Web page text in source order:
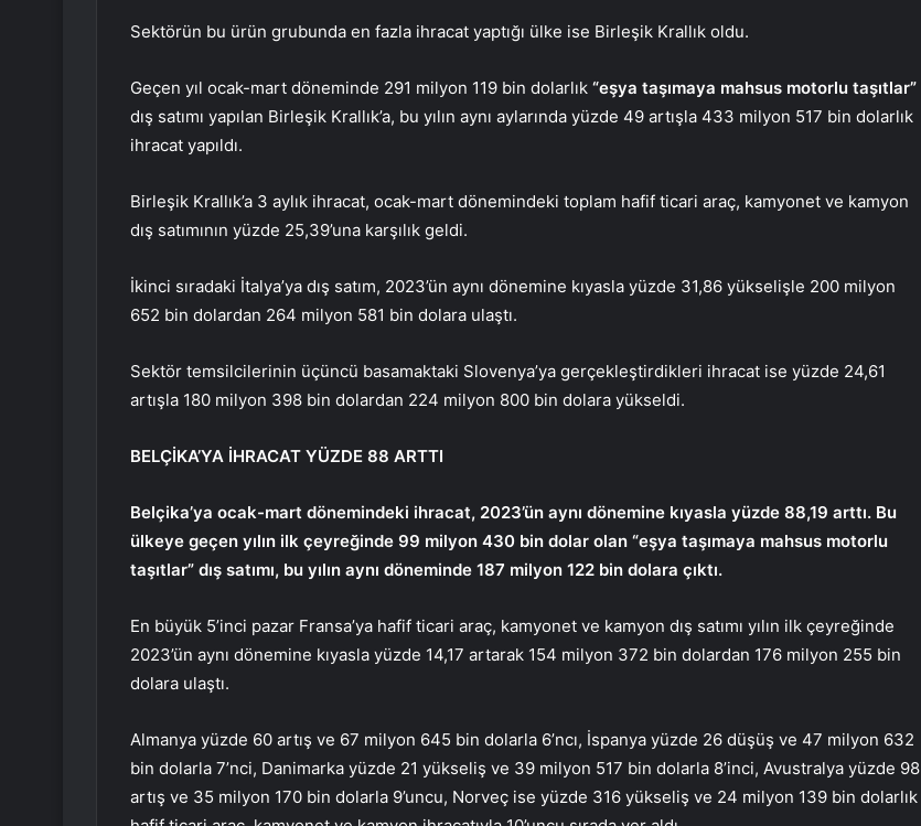
Sektörün bu ürün grubunda en fazla ihracat yaptığı ülke ise Birleşik Krallık oldu.
Geçen yıl ocak-mart döneminde 291 milyon 119 bin dolarlık “eşya taşımaya mahsus motorlu taşıtlar”
dış satımı yapılan Birleşik Krallık’a, bu yılın aynı aylarında yüzde 49 artışla 433 milyon 517 bin dolarlık
ihracat yapıldı.
Birleşik Krallık’a 3 aylık ihracat, ocak-mart dönemindeki toplam hafif ticari araç, kamyonet ve kamyon
dış satımının yüzde 25,39’una karşılık geldi.
İkinci sıradaki İtalya’ya dış satım, 2023’ün aynı dönemine kıyasla yüzde 31,86 yükselişle 200 milyon
652 bin dolardan 264 milyon 581 bin dolara ulaştı.
Sektör temsilcilerinin üçüncü basamaktaki Slovenya’ya gerçekleştirdikleri ihracat ise yüzde 24,61
artışla 180 milyon 398 bin dolardan 224 milyon 800 bin dolara yükseldi.
BELÇİKA’YA İHRACAT YÜZDE 88 ARTTI
Belçika’ya ocak-mart dönemindeki ihracat, 2023’ün aynı dönemine kıyasla yüzde 88,19 arttı. Bu
ülkeye geçen yılın ilk çeyreğinde 99 milyon 430 bin dolar olan “eşya taşımaya mahsus motorlu
taşıtlar” dış satımı, bu yılın aynı döneminde 187 milyon 122 bin dolara çıktı.
En büyük 5’inci pazar Fransa’ya hafif ticari araç, kamyonet ve kamyon dış satımı yılın ilk çeyreğinde
2023’ün aynı dönemine kıyasla yüzde 14,17 artarak 154 milyon 372 bin dolardan 176 milyon 255 bin
dolara ulaştı.
Almanya yüzde 60 artış ve 67 milyon 645 bin dolarla 6’ncı, İspanya yüzde 26 düşüş ve 47 milyon 632
bin dolarla 7’nci, Danimarka yüzde 21 yükseliş ve 39 milyon 517 bin dolarla 8’inci, Avustralya yüzde 98
artış ve 35 milyon 170 bin dolarla 9’uncu, Norveç ise yüzde 316 yükseliş ve 24 milyon 139 bin dolarlık